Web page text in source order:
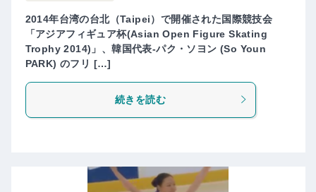
2014年台湾の台北（Taipei）で開催された国際競技会
「アジアフィギュア杯(Asian Open Figure Skating
Trophy 2014)」、韓国代表-パク・ソヨン (So Youn
PARK) のフリ […]
続きを読む